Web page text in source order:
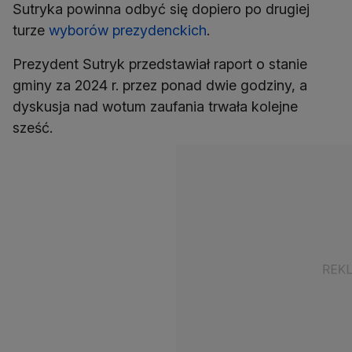
Sutryka powinna odbyć się dopiero po drugiej
turze wyborów prezydenckich.
Prezydent Sutryk przedstawiał raport o stanie
gminy za 2024 r. przez ponad dwie godziny, a
dyskusja nad wotum zaufania trwała kolejne